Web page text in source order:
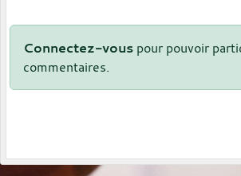
Connectez-vous pour pouvoir
commentaires.